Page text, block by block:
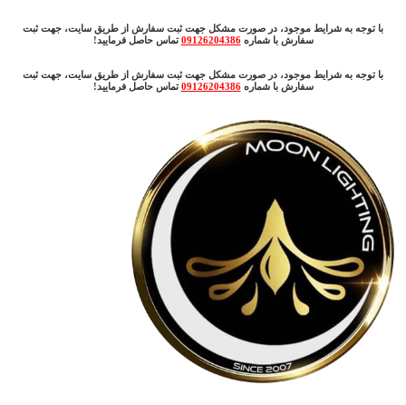
با توجه به شرایط موجود، در صورت مشکل جهت ثبت سفارش از طریق سایت، جهت ثبت
سفارش با شماره09126204386 تماس حاصل فرمایید!
با توجه به شرایط موجود، در صورت مشکل جهت ثبت سفارش از طریق سایت، جهت ثبت
سفارش با شماره09126204386 تماس حاصل فرمایید!